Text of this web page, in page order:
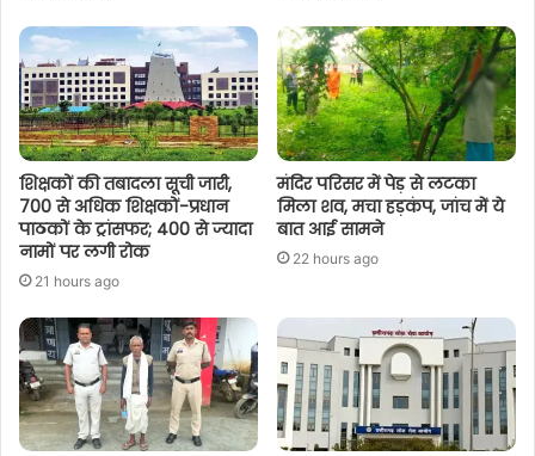
शिक्षकों की तबादला सूची जारी,
700 से अधिक शिक्षकों-प्रधान
पाठकों के ट्रांसफर; 400 से ज्यादा
नामों पर लगी रोक
21 hours ago
मंदिर परिसर में पेड़ से लटका
मिला शव, मचा हड़कंप, जांच में ये
बात आई सामने
22 hours ago